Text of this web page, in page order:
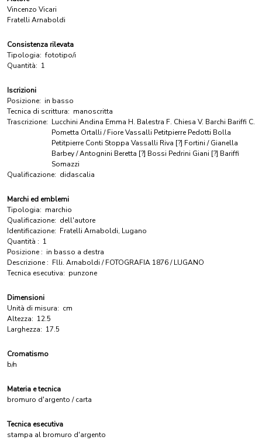
Vincenzo Vicari
Fratelli Arnaboldi
Consistenza rilevata
Tipologia: fototipo/i
Quantità: 1
Iscrizioni
Posizione: in basso
Tecnica di scrittura: manoscritta
Trascrizione: Lucchini Andina Emma H. Balestra F. Chiesa V. Barchi Bariffi C.
Pometta Ortalli / Fiore Vassalli Petitpierre Pedotti Bolla
Petitpierre Conti Stoppa Vassalli Riva [?] Fortini / Gianella
Barbey / Antognini Beretta [?] Bossi Pedrini Giani [?] Bariffi
Somazzi
Qualificazione: didascalia
Marchi ed emblemi
Tipologia: marchio
Qualificazione: dell'autore
Identificazione: Fratelli Arnaboldi, Lugano
Quantità : 1
Posizione : in basso a destra
Descrizione : Flli. Arnaboldi / FOTOGRAFIA 1876 / LUGANO
Tecnica esecutiva: punzone
Dimensioni
Unità di misura: cm
Altezza: 12.5
Larghezza: 17.5
Cromatismo
b/n
Materia e tecnica
bromuro d'argento / carta
Tecnica esecutiva
stampa al bromuro d'argento